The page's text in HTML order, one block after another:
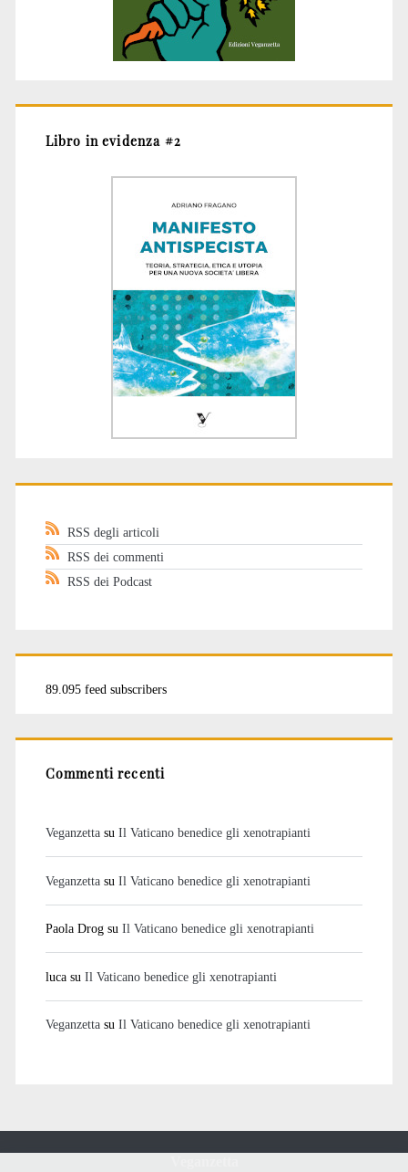
Libro in evidenza #2
RSS degli articoli
RSS dei commenti
RSS dei Podcast
89.095 feed subscribers
Commenti recenti
Veganzettasu Il Vaticano benedice gli xenotrapianti
Veganzettasu Il Vaticano benedice gli xenotrapianti
Paola Drogsu Il Vaticano benedice gli xenotrapianti
lucasu Il Vaticano benedice gli xenotrapianti
Veganzettasu Il Vaticano benedice gli xenotrapianti